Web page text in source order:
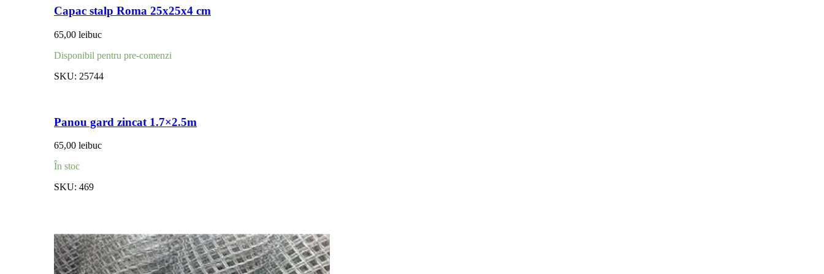
Capac stalp Roma 25x25x4 cm
65,00 leibuc
Disponibil pentru pre-comenzi
SKU: 25744
Panou gard zincat 1.7×2.5m
65,00 leibuc
În stoc
SKU: 469